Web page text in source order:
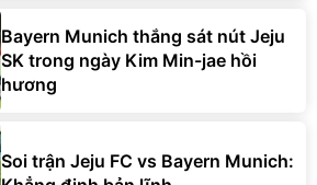
Bayern Munich thắng sát nút Jeju
SK trong ngày Kim Min-jae hồi
hương
Soi trận Jeju FC vs Bayern Munich: